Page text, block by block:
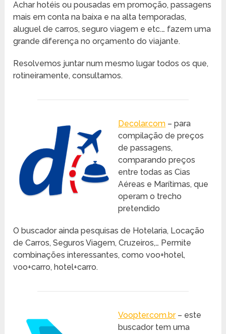
Achar hotéis ou pousadas em promoção, passagens
mais em conta na baixa e na alta temporadas,
aluguel de carros, seguro viagem e etc.… fazem uma
grande diferença no orçamento do viajante.
Resolvemos juntar num mesmo lugar todos os que,
rotineiramente, consultamos.
Decolar.com – para
compilação de preços
de passagens,
comparando preços
entre todas as Cias
Aéreas e Marítimas, que
operam o trecho
pretendido
O buscador ainda pesquisas de Hotelaria, Locação
de Carros, Seguros Viagem, Cruzeiros,… Permite
combinações interessantes, como voo+hotel,
voo+carro, hotel+carro.
Voopter.com.br– este
buscador tem uma